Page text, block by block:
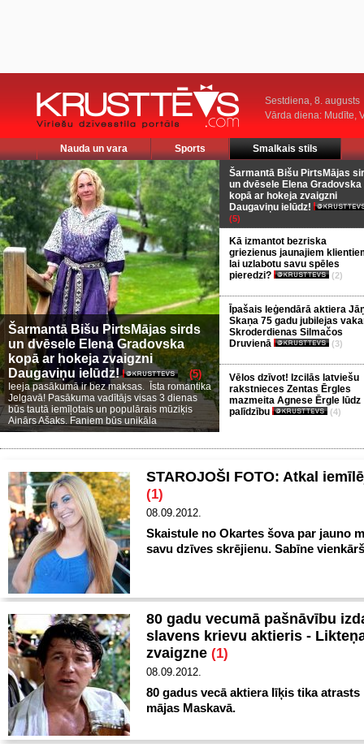
Sestdiena, 8. augusts
Vārda diena: Mudīte,
Nauda un vara Sports Smalkais stils
Šarmantā Bišu PirtsMājas sirds
un dvēsele Elena Gradovska
kopā ar hokeja zvaigzni
Daugaviņu ielūdz!
(5)
Ieeja pasākumā ir bez maksas. Īsta romantika
Jelgavā! Pasākuma vadītājs visas 3 dienas
būs tautā iemīļotais un populārais mūziķis
Ainārs Ašaks. Faniem būs unikāla
Šarmantā Bišu PirtsMājas
un dvēsele Elena Gradovska
kopā ar hokeja zvaigzni
Daugaviņu ielūdz!
(5)
Kā izmantot bezriska
griezienus jaunajiem
lai uzlabotu savu spēles
pieredzi?
(2)
Īpašais leģendārā aktiera
Skaņa 75 gadu jubilejas
Skroderdienas Silmačos
Druvienā
(3)
Vēlos dzīvot! Izcilās latviešu
rakstnieces Zentas Ērgles
mazmeita Agnese Ērgle lūdz
palīdzību
(4)
STAROJOŠI FOTO: Atkal
(1)
08.09.2012.
Skaistule no Okartes šova par jauno
savu dzīves skrējienu. Sabīne
80 gadu vecumā pašnāvību
slavens krievu aktieris -
zvaigzne (1)
08.09.2012.
80 gadus vecā aktiera līķis tika atrasts
mājas Maskavā.